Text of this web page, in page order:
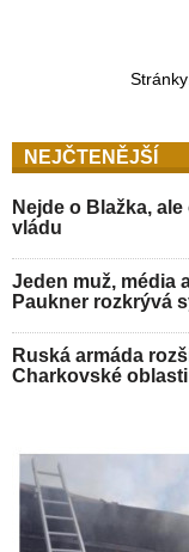
NEJČTENĚJŠÍ
Nejde o Blažka,
vládu
Jeden muž, média
Paukner rozkrývá
Ruská armáda
Charkovské oblasti